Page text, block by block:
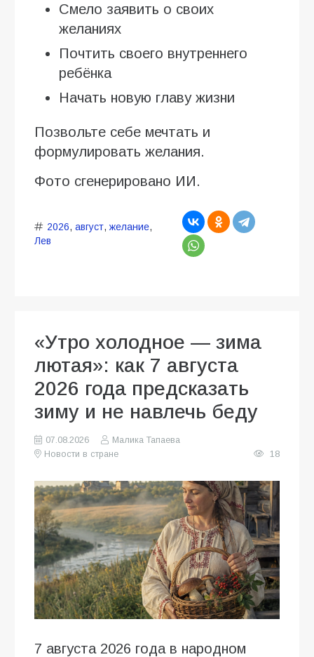
Смело заявить о своих
желаниях
Почтить своего внутреннего
ребёнка
Начать новую главу жизни
Позвольте себе мечтать и
формулировать желания.
Фото сгенерировано ИИ.
2026, август, желание,
Лев
«Утро холодное — зима
лютая»: как 7 августа
2026 года предсказать
зиму и не навлечь беду
07.08.2026
Малика Тапаева
Новости в стране
18
7 августа 2026 года в народном